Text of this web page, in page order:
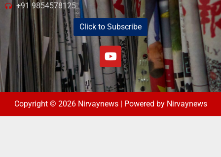
+91 9854578125
Click to Subscribe
Copyright © 2026 Nirvaynews | Powered by Nirvaynews